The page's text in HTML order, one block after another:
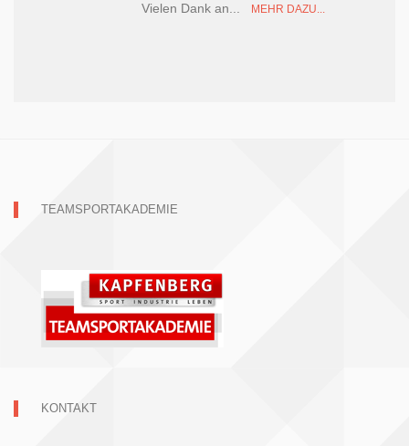
Vielen Dank an...
MEHR DAZU...
TEAMSPORTAKADEMIE
KONTAKT